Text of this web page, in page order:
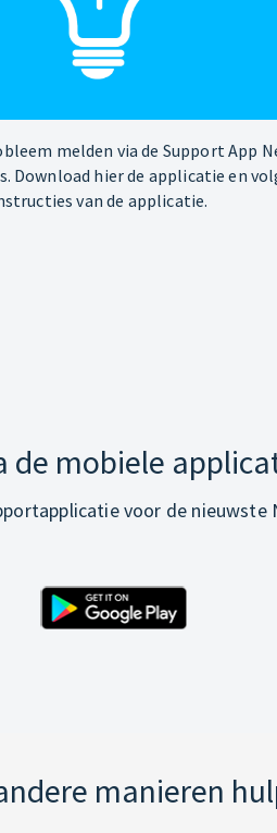
melden via de Support App
Download hier de applicatie en
van de applicatie.
de mobiele
voor de nieuwste
manieren